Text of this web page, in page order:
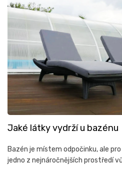
p
i
č
á
n
k
ů
Jaké látky vydrží u bazénu
Bazén je místem odpočinku, ale
jedno z nejnáročnějších prostředí